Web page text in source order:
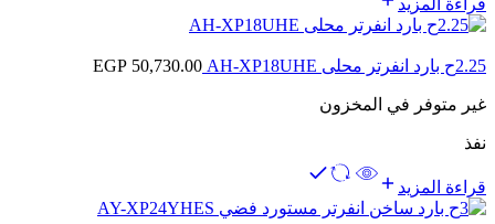
2.25ح بارد انفرتر محلى AH-XP18UHE EGP 50,730.00
غير متوفر في المخزون
نفذ
قراءة المزيد